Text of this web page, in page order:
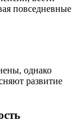
повседневные
однако
развитие